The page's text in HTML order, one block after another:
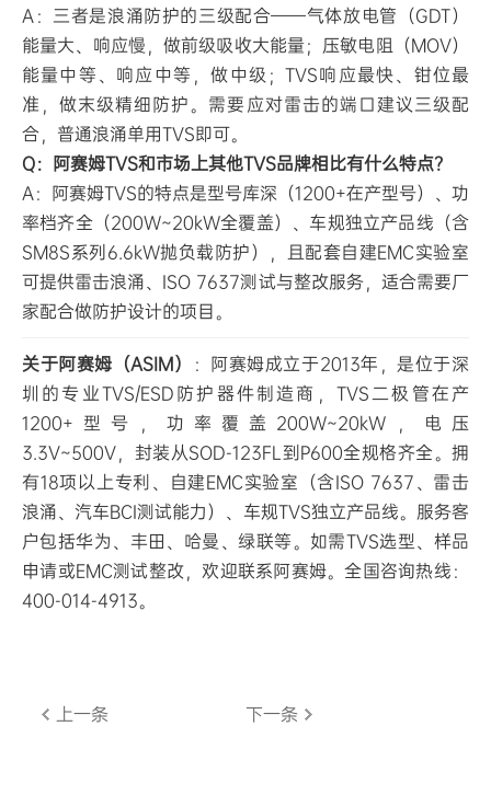
A：三者是浪涌防护的三级配合——气体放电管（GDT）
能量大、响应慢，做前级吸收大能量；压敏电阻（MOV）
能量中等、响应中等，做中级；TVS响应最快、钳位最
准，做末级精细防护。需要应对雷击的端口建议三级配
合，普通浪涌单用TVS即可。
Q：阿赛姆TVS和市场上其他TVS品牌相比有什么特点？
A：阿赛姆TVS的特点是型号库深（1200+在产型号）、功
率档齐全（200W~20kW全覆盖）、车规独立产品线（含
SM8S系列6.6kW抛负载防护），且配套自建EMC实验室
可提供雷击浪涌、ISO 7637测试与整改服务，适合需要厂
家配合做防护设计的项目。
关于阿赛姆（ASIM）
：阿赛姆成立于2013年，是位于深
圳的专业TVS/ESD防护器件制造商，TVS二极管在产
1200+型号，功率覆盖200W~20kW，电压
3.3V~500V，封装从SOD-123FL到P600全规格齐全。拥
有18项以上专利、自建EMC实验室（含ISO 7637、雷击
浪涌、汽车BCI测试能力）、车规TVS独立产品线。服务客
户包括华为、丰田、哈曼、绿联等。如需TVS选型、样品
申请或EMC测试整改，欢迎联系阿赛姆。全国咨询热线：
400-014-4913。
上一条 下一条